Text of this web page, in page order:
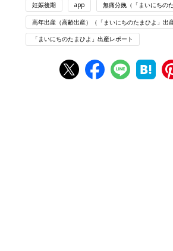
16:50～17:30
テレビみたり本読んだりして過ごす。たま
生理痛のような下腹部の痛みが結構強なっ
妊娠後期 app 無痛分娩（「まいにちの
高年出産（高齢出産）（「まいにちのたまひよ」出
「まいにちのたまひよ」出産レポート